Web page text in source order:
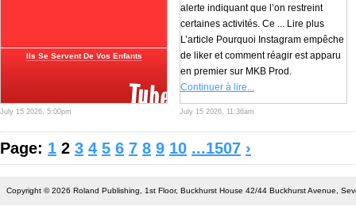
Ils Se Servent De Vos Enfants
July 15 2026, 5:00pm
alerte indiquant que l’on restreint
certaines activités. Ce ... Lire plus
L’article Pourquoi Instagram empêche
de liker et comment réagir est apparu
en premier sur MKB Prod.
Continuer à lire...
July 15 2026, 11:36am
Page: 1 2 3 4 5 6 7 8 9 10 ...1507 ›
Copyright © 2026 Roland Publishing, 1st Floor, Buckhurst House 42/44 Buckhurst Avenue,